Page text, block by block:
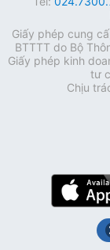
Giấy phép cung
BTTTT do Bộ
Giấy phép kinh
tư
Chịu